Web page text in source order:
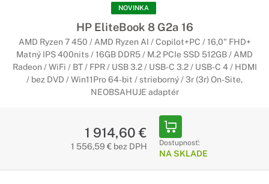
Zažiarte so štýlovými notebookmi HP
Ak hľadáte štýlový notebook, pravdepodobne budete pozerať
po tenkých ultrabookoch s kvalitným kovovým telom v
zaujímavých farbách, alebo po netradičných konvertibilných
prevedeniach s dotykovým displejom.
Dotykové notebooky HP
Ešte pohodlnejšie ovládanie
Ak Vám vyhovuje práca s dotykovým displejom, ale zároveň
potrebujete mať výkonné zariadenie, notebooky HP s
NOVINKA
HP EliteBook 8 G2a 16
AMD Ryzen 7 450 / AMD Ryzen AI / Copilot+PC / 16,0" FHD+
Matný IPS 400nits / 16GB DDR5 / M.2 PCIe SSD 512GB / AMD
Radeon / WiFi / BT / FPR / USB 3.2 / USB-C 3.2 / USB-C 4 / HDMI
/ bez DVD / Win11Pro 64-bit / strieborný / 3r (3r) On-Site,
NEOBSAHUJE adaptér
1 914,60 €
1 556,59 € bez DPH Dostupnosť:
NA SKLADE